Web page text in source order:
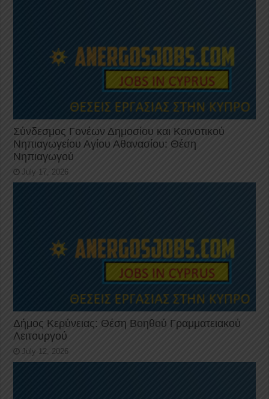
Σύνδεσμος Γονέων Δημοσίου και Κοινοτικού
Νηπιαγωγείου Αγίου Αθανασίου: Θέση
Νηπιαγωγού
July 17, 2026
Δήμος Κερύνειας: Θέση Βοηθού Γραμματειακού
Λειτουργού
July 12, 2026